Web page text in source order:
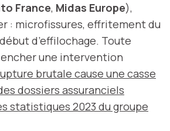
France, Midas Europe),
: microfissures, effritement du
d’effilochage. Toute
une intervention
brutale cause une casse
dossiers assuranciels
statistiques 2023 du groupe